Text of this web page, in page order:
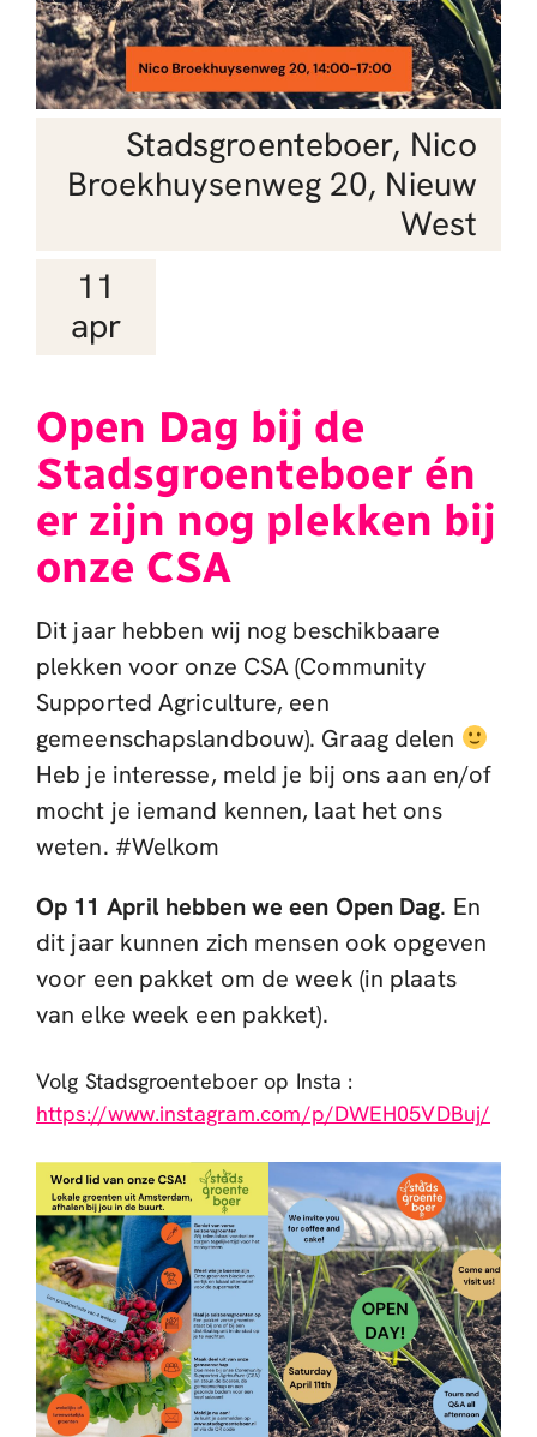
Stadsgroenteboer, Nico
Broekhuysenweg 20, Nieuw
West
11
apr
Open Dag bij de
Stadsgroenteboer én
er zijn nog plekken bij
onze CSA
Dit jaar hebben wij nog beschikbaare
plekken voor onze CSA (Community
Supported Agriculture, een
gemeenschapslandbouw). Graag delen
Heb je interesse, meld je bij ons aan en/of
mocht je iemand kennen, laat het ons
weten. #Welkom
Op 11 April hebben we een Open Dag. En
dit jaar kunnen zich mensen ook opgeven
voor een pakket om de week (in plaats
van elke week een pakket).
Volg Stadsgroenteboer op Insta :
https://www.instagram.com/p/DWEH05VDBuj/